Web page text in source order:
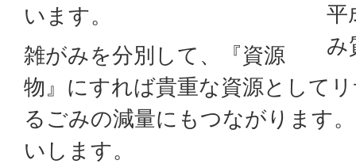
平
み
います。
雑がみを分別して、『資源
物』にすれば貴重な資源として
るごみの減量にもつながります
いします。